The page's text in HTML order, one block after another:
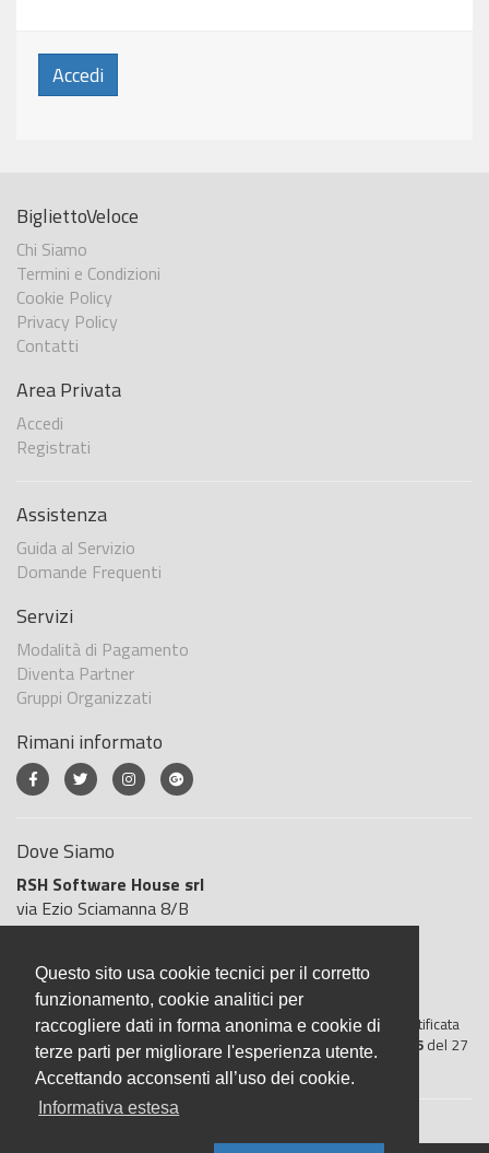
Questo sito usa cookie tecnici per il corretto
funzionamento, cookie analitici per
raccogliere dati in forma anonima e cookie di
terze parti per migliorare l'esperienza utente.
Accettando acconsenti all’uso dei cookie.
Informativa estesa
Accedi
BigliettoVeloce
Chi Siamo
Termini e Condizioni
Cookie Policy
Privacy Policy
Contatti
Area Privata
Accedi
Registrati
Assistenza
Guida al Servizio
Domande Frequenti
Servizi
Modalità di Pagamento
Diventa Partner
Gruppi Organizzati
Rimani informato
Dove Siamo
RSH Software House srl
via Ezio Sciamanna 8/B
00168 Roma
Italia
BigliettoVeloce è basato sulla piattaforma"GeSiFi ver 1.5"
certificata
dall’Agenzia delle Entrate con protocollo numero2021/103896 del 27
aprile 2021